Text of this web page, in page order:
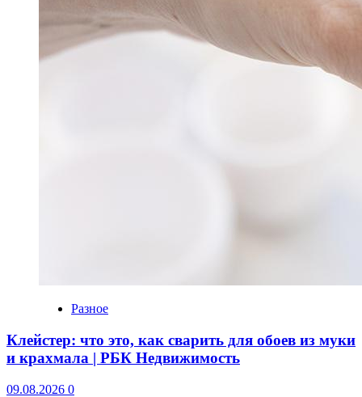
Разное
Клейстер: что это, как сварить для обоев из муки
и крахмала | РБК Недвижимость
09.08.2026 0